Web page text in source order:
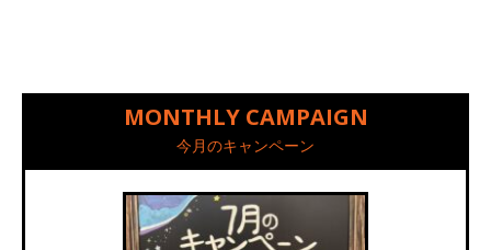
MONTHLY CAMPAIGN
今月のキャンペーン